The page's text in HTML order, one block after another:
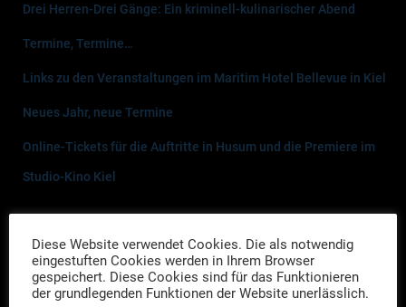
Drei Herren-Drei Gänge: Ein kriminell-kulinarischer Abend
Termine, Termine…
Links zu den Veranstaltungen im Maritim Hotel Bellevue in Kiel
Neues Jahr, neue Termine
Online-Tickets für die Auftritte in Husum und die Premiere im
Studio-Kino Kiel
rotbockerzuEin Fall für Die Drei Herren – Das Geheimnis des
Steinzeitgrabes
Diese Website verwendet Cookies. Die als notwendig
eingestuften Cookies werden in Ihrem Browser
gespeichert. Diese Cookies sind für das Funktionieren
der grundlegenden Funktionen der Website unerlässlich.